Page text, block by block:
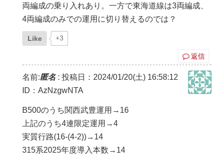
両編成の乗り入れあり。一方で東海道線は3両編成、
4両編成のみでの運用に切り替えるのでは？
Like +3
返信
名前:匿名: 投稿日：2024/01/20(土) 16:58:12
ID：AzNzgwNTA
B500のうち関西武豊運用→16
上記のうち4連限定運用→4
実質行路(16-(4-2))→14
315系2025年度導入本数→14